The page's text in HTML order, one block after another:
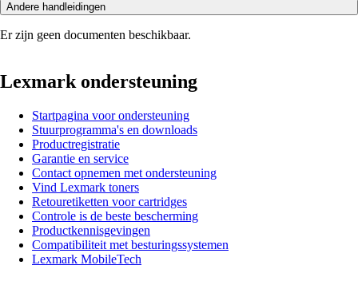
Andere handleidingen
Er zijn geen documenten beschikbaar.
Lexmark ondersteuning
Startpagina voor ondersteuning
Stuurprogramma's en downloads
Productregistratie
Garantie en service
Contact opnemen met ondersteuning
Vind Lexmark toners
Retouretiketten voor cartridges
Controle is de beste bescherming
Productkennisgevingen
Compatibiliteit met besturingssystemen
Lexmark MobileTech